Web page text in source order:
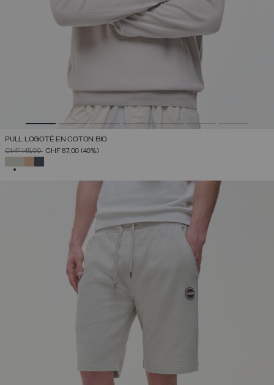
PULL LOGOTÉ EN COTON BIO
PRIX RÉDUIT DE
CHF 145,00ÀCHF 87,00 (40%)